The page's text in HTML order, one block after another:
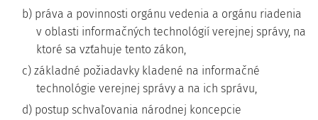
b) práva a povinnosti orgánu vedenia a orgánu riadenia
v oblasti informačných technológií verejnej správy, na
ktoré sa vzťahuje tento zákon,
c) základné požiadavky kladené na informačné
technológie verejnej správy a na ich správu,
d) postup schvaľovania národnej koncepcie